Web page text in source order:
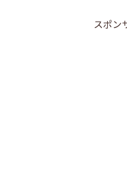
スポン